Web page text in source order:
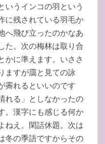
いうインコの羽という
に残されている羽毛か
へ飛び立ったのかなあ
た。次の梅林は取り合
かに準えます。いささ
ますが靄と見ての詠
霽れるといいのです
れる」としなかったの
。漢字にも感じる何か
ねえ。閑話休題。次は
冬の季語ですからその